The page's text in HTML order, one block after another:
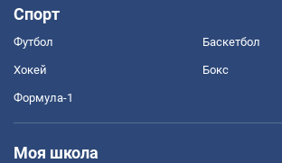
Спорт
Футбол Баскетбол
Хокей Бокс
Формула-1
Моя школа